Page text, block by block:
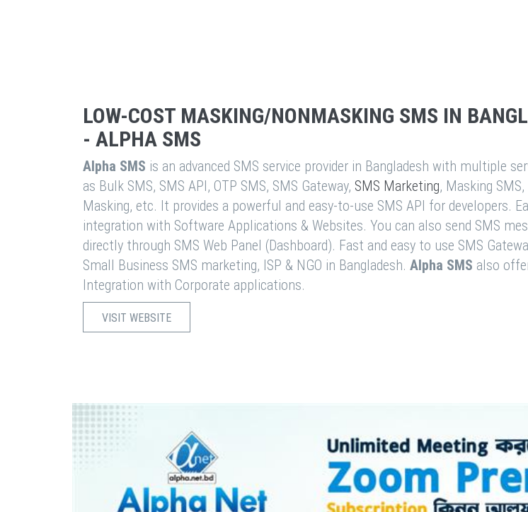
LOW-COST MASKING/NONMASKING SMS IN
- ALPHA SMS
Alpha SMS is an advanced SMS service provider in Bangladesh with multiple
as Bulk SMS, SMS API, OTP SMS, SMS Gateway, SMS Marketing, Masking
Masking, etc. It provides a powerful and easy-to-use SMS API for developers.
integration with Software Applications & Websites. You can also send SMS
directly through SMS Web Panel (Dashboard). Fast and easy to use SMS
Small Business SMS marketing, ISP & NGO in Bangladesh. Alpha SMS also
Integration with Corporate applications.
VISIT WEBSITE